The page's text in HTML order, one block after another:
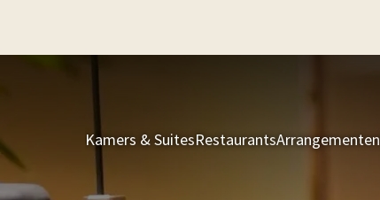
Kamers & SuitesRestaurantsArrangementen